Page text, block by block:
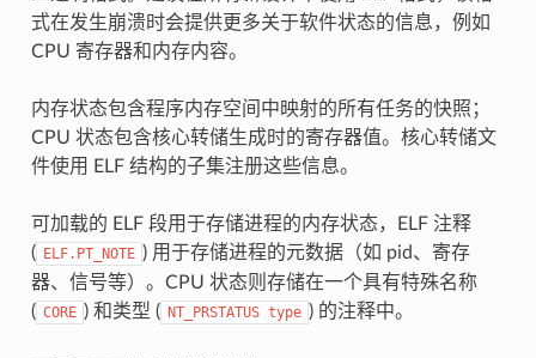
式在发生崩溃时会提供更多关于软件状态的信息，例如
CPU 寄存器和内存内容。
内存状态包含程序内存空间中映射的所有任务的快照；
CPU 状态包含核心转储生成时的寄存器值。核心转储文
件使用 ELF 结构的子集注册这些信息。
可加载的 ELF 段用于存储进程的内存状态，ELF 注释
( ELF.PT_NOTE ) 用于存储进程的元数据（如 pid、寄存
器、信号等）。CPU 状态则存储在一个具有特殊名称
( CORE ) 和类型 ( NT_PRSTATUS type ) 的注释中。